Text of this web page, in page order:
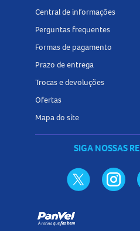
Central de informações
Perguntas frequentes
Formas de pagamento
Prazo de entrega
Trocas e devoluções
Ofertas
Mapa do site
SIGA NOSSAS